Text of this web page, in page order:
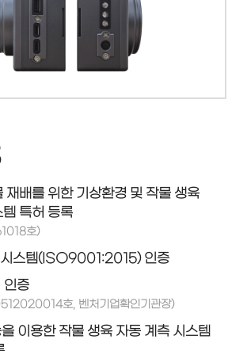
재배를 위한 기상환경 및 작물 생육
특허 등록
호)
스템(ISO9001:2015) 인증
인증
호, 벤처기업확인기관장)
이용한 작물 생육 자동 계측 시스템